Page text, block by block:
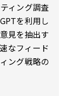
ィング調査
を利用し
見を抽出す
なフィード
ング戦略の